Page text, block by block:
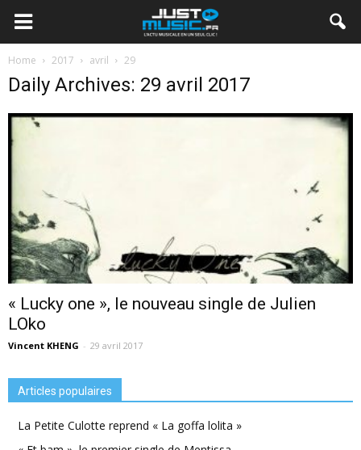
Home 2017 avril 29
Daily Archives: 29 avril 2017
« Lucky one », le nouveau single de Julien
LOko
Vincent KHENG - 29 avril 2017
Articles populaires
La Petite Culotte reprend « La goffa lolita »